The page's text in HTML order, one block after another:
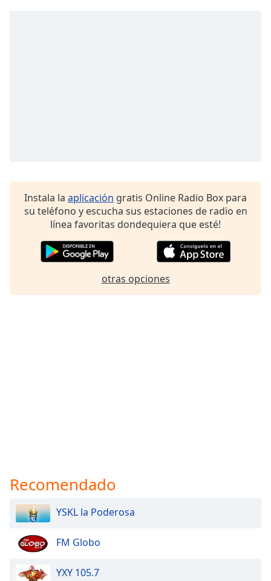
Size
Family
Instala la aplicación gratis Online Radio Box para
su teléfono y escucha sus estaciones de radio en
línea favoritas dondequiera que esté!
otras opciones
Recomendado
YSKL la Poderosa
FM Globo
YXY 105.7